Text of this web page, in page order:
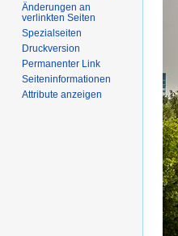
Änderungen an
verlinkten Seiten
Spezialseiten
Druckversion
Permanenter Link
Seiten­­informationen
Attribute anzeigen